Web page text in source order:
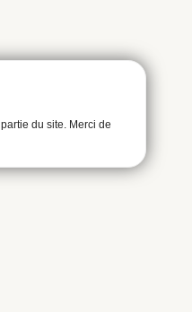
du site. Merci de